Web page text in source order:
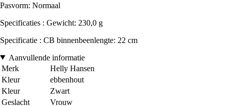
Pasvorm: Normaal
Specificaties : Gewicht: 230,0 g
Specificatie : CB binnenbeenlengte: 22 cm
Aanvullende informatie
Merk
Helly Hansen
Kleur
ebbenhout
Kleur
Zwart
Geslacht
Vrouw